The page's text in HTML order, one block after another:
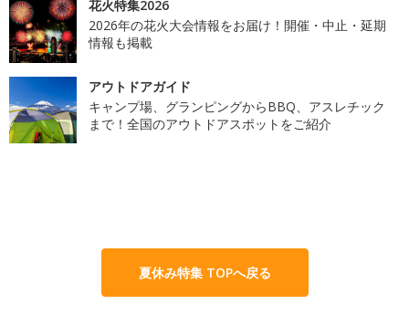
花火特集2026
2026年の花火大会情報をお届け！開催・中止・延期
情報も掲載
アウトドアガイド
キャンプ場、グランピングからBBQ、アスレチック
まで！全国のアウトドアスポットをご紹介
夏休み特集 TOPへ戻る